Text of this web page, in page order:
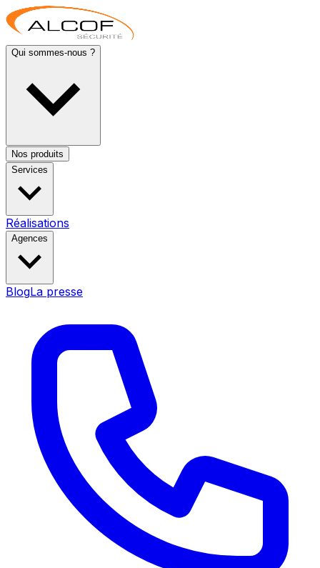
Qui sommes-nous ?
Nos produits
Services
Réalisations
Agences
BlogLa presse